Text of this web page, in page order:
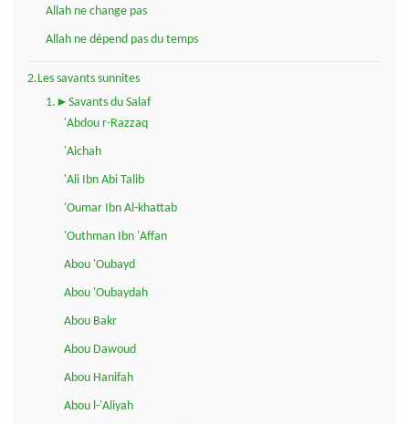
Allah ne change pas
Allah ne dépend pas du temps
2.Les savants sunnites
1.►Savants du Salaf
'Abdou r-Razzaq
'Aichah
'Ali Ibn Abi Talib
'Oumar Ibn Al-khattab
'Outhman Ibn 'Affan
Abou 'Oubayd
Abou 'Oubaydah
Abou Bakr
Abou Dawoud
Abou Hanifah
Abou l-'Aliyah